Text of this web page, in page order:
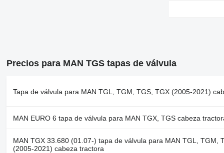
Precios para MAN TGS tapas de válvula
Tapa de válvula para MAN TGL, TGM, TGS, TGX (2005-2021)
MAN EURO 6 tapa de válvula para MAN TGX, TGS cabeza
MAN TGX 33.680 (01.07-) tapa de válvula para MAN TGL, TGM,
(2005-2021) cabeza tractora